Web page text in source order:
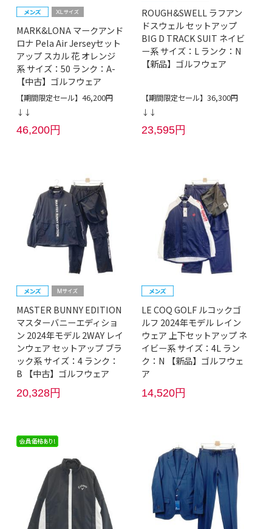
MARK&LONA マークアンド
ロナ Pela Air Jerseyセット
アップ スカル 花 オレンジ
系 サイズ：50 ランク：A-
【中古】ゴルフウェア
【期間限定セール】46,200円
↓↓
46,200円
ROUGH&SWELL ラフアン
ドスウェル セットアップ
BIG D TRACK SUIT ネイビ
ー系 サイズ：L ランク：N
【新品】ゴルフウェア
【期間限定セール】36,300円
↓↓
23,595円
MASTER BUNNY EDITION
マスターバニーエディショ
ン 2024年モデル 2WAY レイ
ンウェア セットアップ ブラ
ック系 サイズ：4 ランク：
B 【中古】ゴルフウェア
20,328円
LE COQ GOLF ルコックゴ
ルフ 2024年モデル レイン
ウェア 上下セットアップ ネ
イビー系 サイズ：4L ラン
ク：N 【新品】ゴルフウェ
ア
14,520円